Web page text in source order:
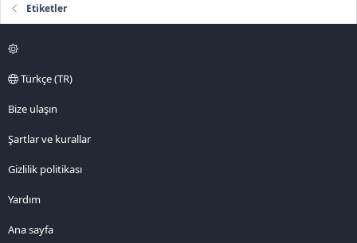
Etiketler
Türkçe (TR)
Bize ulaşın
Şartlar ve kurallar
Gizlilik politikası
Yardım
Ana sayfa